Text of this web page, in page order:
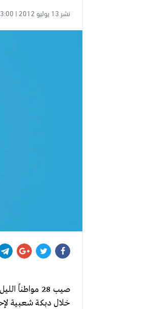
نشر 13 يوليو 2012 | 23:00
صيب 28
خلال دبكة شعبية